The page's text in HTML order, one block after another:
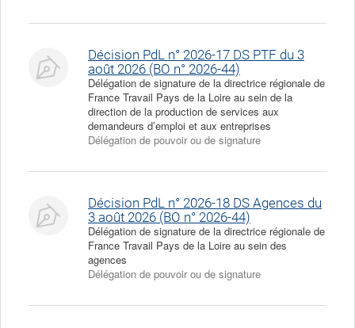
Décision PdL n° 2026-17 DS PTF du 3
août 2026 (BO n° 2026-44)
Délégation de signature de la directrice régionale de
France Travail Pays de la Loire au sein de la
direction de la production de services aux
demandeurs d’emploi et aux entreprises
Délégation de pouvoir ou de signature
Décision PdL n° 2026-18 DS Agences du
3 août 2026 (BO n° 2026-44)
Délégation de signature de la directrice régionale de
France Travail Pays de la Loire au sein des
agences
Délégation de pouvoir ou de signature